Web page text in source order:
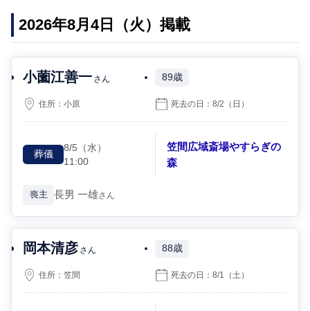
2026年8月4日（火）掲載
小薗江善一 さん 89歳
住所：小原 死去の日：8/2 （日）
葬儀
8/5 （水）
11:00
笠間広域斎場やすらぎの
森
喪主 長男 一雄さん
岡本清彦 さん 88歳
住所：笠間 死去の日：8/1 （土）